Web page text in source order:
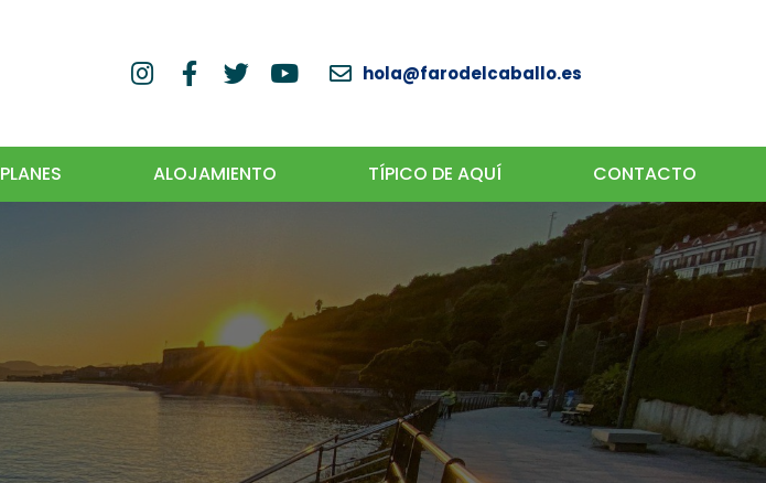
hola@farodelcaballo.es
PLANES ALOJAMIENTO TÍPICO DE AQUÍ CONTACTO